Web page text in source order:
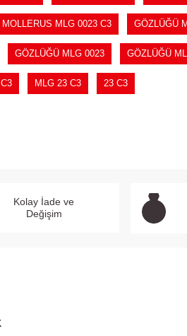
MLG 0023 C3 GÖZLÜĞÜ
GÖZLÜĞÜ MLG 0023 GÖZLÜĞÜ
MLG 23 C3 23 C3
Kolay İade ve
Değişim